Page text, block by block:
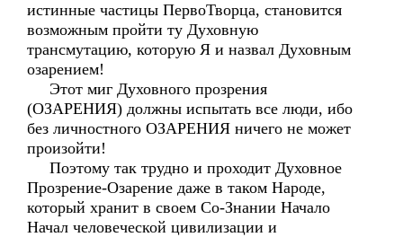
истинные частицы ПервоТворца, становится
возможным пройти ту Духовную
трансмутацию, которую Я и назвал Духовным
озарением!
Этот миг Духовного прозрения
(ОЗАРЕНИЯ) должны испытать все люди, ибо
без личностного ОЗАРЕНИЯ ничего не может
произойти!
Поэтому так трудно и проходит Духовное
Прозрение-Озарение даже в таком Народе,
который хранит в своем Со-Знании Начало
Начал человеческой цивилизации и